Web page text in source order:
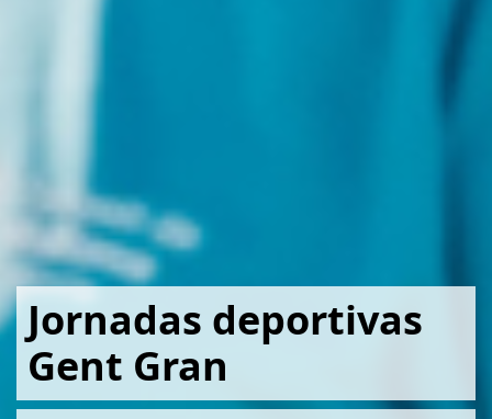
Jornadas deportivas
Gent Gran